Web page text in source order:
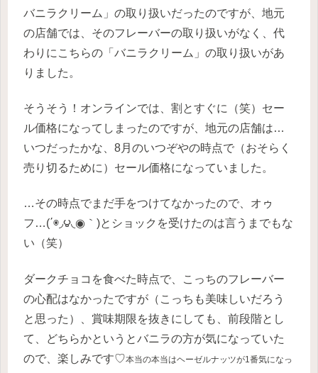
バニラクリーム」の取り扱いだったのですが、地元
の店舗では、そのフレーバーの取り扱いがなく、代
わりにこちらの「バニラクリーム」の取り扱いがあ
りました。
そうそう！オンラインでは、割とすぐに（笑）セー
ル価格になってしまったのですが、地元の店舗は…
いつだったかな、8月のいつぞやの時点で（おそらく
売り切るために）セール価格になっていました。
…その時点でまだ手をつけてなかったので、オゥ
フ…(΄◉◞౪◟◉｀)とショックを受けたのは言うまでもな
い（笑）
ダークチョコを食べた時点で、こっちのフレーバー
の心配はなかったですが（こっちも美味しいだろう
と思った）、賞味期限を抜きにしても、前段階とし
て、どちらかというとバニラの方が気になっていた
ので、楽しみです♡本当の本当はヘーゼルナッツが1番気になっ